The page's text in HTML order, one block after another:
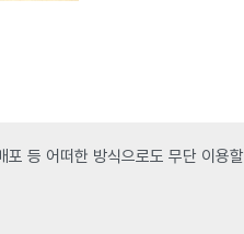
등 어떠한 방식으로도 무단 이용